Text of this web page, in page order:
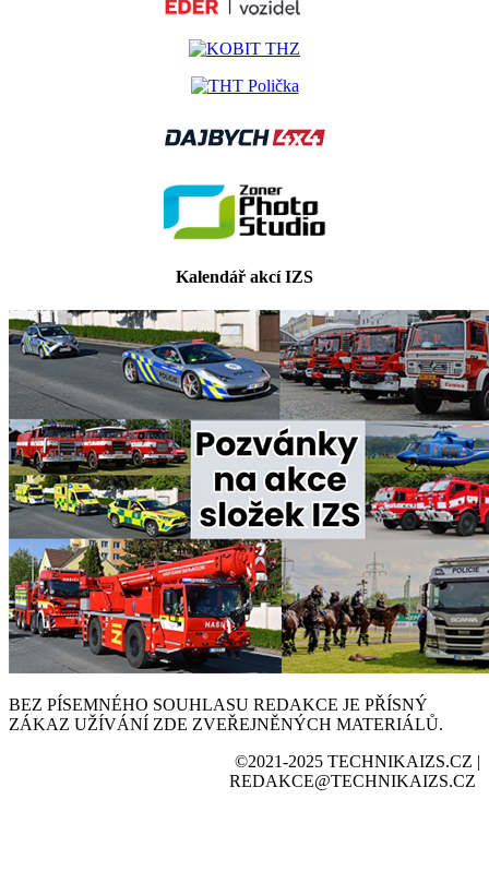
Kalendář akcí IZS
BEZ PÍSEMNÉHO SOUHLASU REDAKCE JE PŘÍSNÝ
ZÁKAZ UŽÍVÁNÍ ZDE ZVEŘEJNĚNÝCH MATERIÁLŮ.
©2021-2025 TECHNIKAIZS.CZ |
REDAKCE@TECHNIKAIZS.CZ